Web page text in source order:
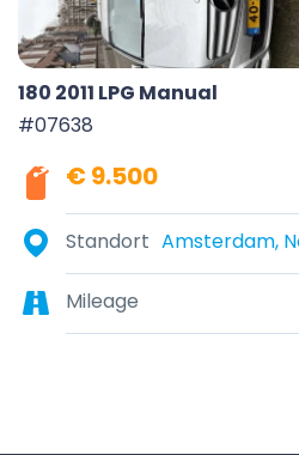
180 2011 LPG Manual
#07638
€ 9.500
Standort
Mileage